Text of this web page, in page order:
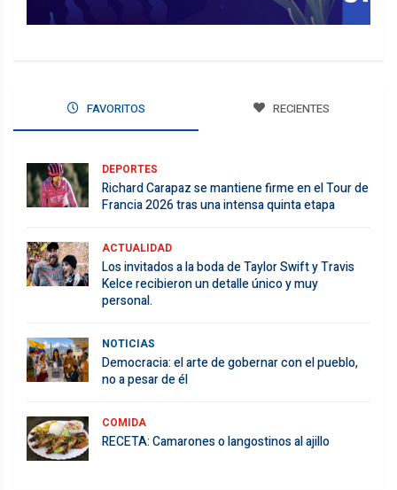
FAVORITOS RECIENTES
DEPORTES
Richard Carapaz se mantiene firme en el Tour de
Francia 2026 tras una intensa quinta etapa
ACTUALIDAD
Los invitados a la boda de Taylor Swift y Travis
Kelce recibieron un detalle único y muy
personal.
NOTICIAS
Democracia: el arte de gobernar con el pueblo,
no a pesar de él
COMIDA
RECETA: Camarones o langostinos al ajillo